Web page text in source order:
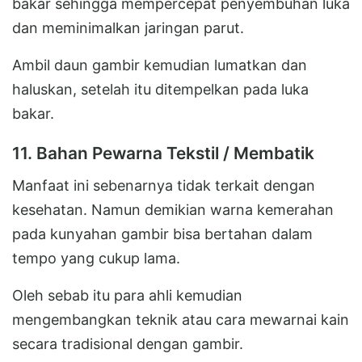
bakar sehingga mempercepat penyembuhan luka
dan meminimalkan jaringan parut.
Ambil daun gambir kemudian lumatkan dan
haluskan, setelah itu ditempelkan pada luka
bakar.
11. Bahan Pewarna Tekstil / Membatik
Manfaat ini sebenarnya tidak terkait dengan
kesehatan. Namun demikian warna kemerahan
pada kunyahan gambir bisa bertahan dalam
tempo yang cukup lama.
Oleh sebab itu para ahli kemudian
mengembangkan teknik atau cara mewarnai kain
secara tradisional dengan gambir.